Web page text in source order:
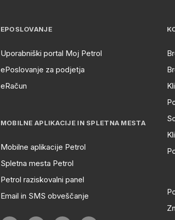
EPOSLOVANJE
Uporabniški portal Moj Petrol
ePoslovanje za podjetja
eRačun
MOBILNE APLIKACIJE IN SPLETNA MESTA
Mobilne aplikacije Petrol
Spletna mesta Petrol
Petrol raziskovalni panel
Email in SMS obveščanje